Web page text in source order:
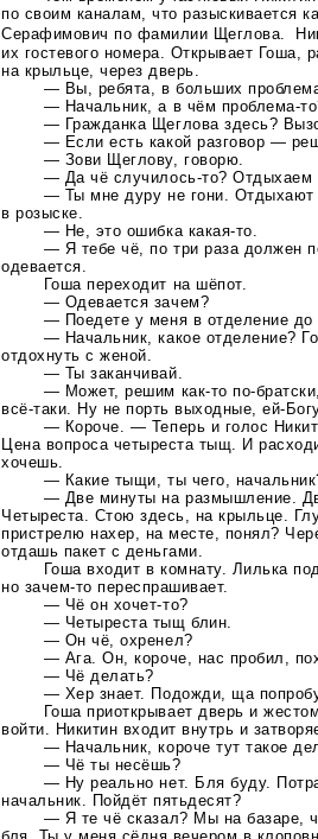
по своим каналам, что разыскивается
Серафимович по фамилии Щеглова.
их гостевого номера. Открывает Гоша,
на крыльце, через дверь.
— Вы, ребята, в больших
— Начальник, а в чём проблема-то
— Гражданка Щеглова здесь?
— Если есть какой разговор —
— Зови Щеглову, говорю.
— Да чё случилось-то? Отдыхаем
— Ты мне дуру не гони. Отдыхают
в розыске.
— Не, это ошибка какая-то
— Я тебе чё, по три раза должен
одевается.
Гоша переходит на шёпот.
— Одевается зачем?
— Поедете у меня в отделение до
— Начальник, какое отделение?
отдохнуть с женой.
— Ты заканчивай.
— Может, решим как-то по-братски
всё-таки . Ну не порть выходные,ей-
— Короче. — Теперь и голос
Цена вопроса четыреста тыщ. И
хочешь.
— Какие тыщи, ты чего,
— Две минуты на размышление.
Четыреста. Стою здесь, на крыльце.
пристрелю нахер, на месте, понял?
отдашь пакет с деньгами.
Гоша входит в комнату. Лилька
но зачем-то переспрашивает.
— Чё он хочет-то?
— Четыреста тыщ блин.
— Он чё, охренел?
— Ага. Он, короче, нас пробил,
— Чё делать?
— Хер знает. Подожди, ща
Гоша приоткрывает дверь и
войти. Никитин входит внутрь и
— Начальник, короче тут такое
— Чё ты несёшь?
— Ну реально нет. Бля буду.
начальник. Пойдёт пятьдесят?
— Я те чё сказал? Мы на базаре,